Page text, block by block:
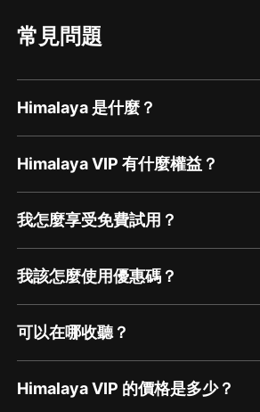
常見問題
Himalaya 是什麼？
Himalaya VIP 有什麼權益？
我怎麼享受免費試用？
我該怎麼使用優惠碼？
可以在哪收聽？
Himalaya VIP 的價格是多少？